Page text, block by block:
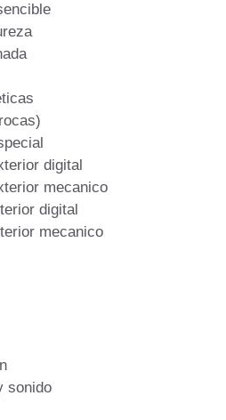
digital
mecanico
digital
mecanico
sonido